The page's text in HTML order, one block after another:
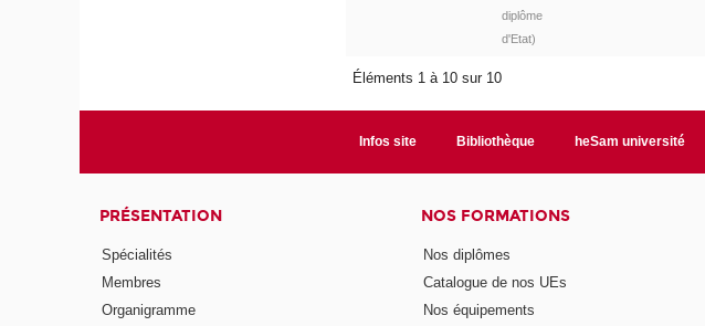
diplôme
d'Etat)
Éléments 1 à 10 sur 10
Infos site Bibliothèque heSam université
PRÉSENTATION
Spécialités
Membres
Organigramme
NOS FORMATIONS
Nos diplômes
Catalogue de nos UEs
Nos équipements